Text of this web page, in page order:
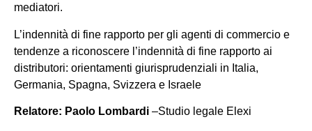
mediatori.
L’indennità di fine rapporto per gli agenti di commercio e
tendenze a riconoscere l’indennità di fine rapporto ai
distributori: orientamenti giurisprudenziali in Italia,
Germania, Spagna, Svizzera e Israele
Relatore: Paolo Lombardi –Studio legale Elexi